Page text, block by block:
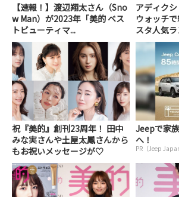
【速報！】渡辺翔太さん（Sno
w Man）が2023年「美的 ベス
トビューティマ...
アディク
ウォッチ
スタ人気
祝『美的』創刊23周年！ 田中
みな実さんや土屋太鳳さんから
もお祝いメッセージが♡
Jeepで家
へ！
PR（Jeep Japan